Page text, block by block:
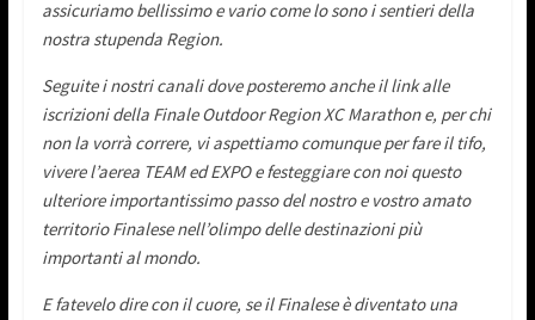
assicuriamo bellissimo e vario come lo sono i sentieri della
nostra stupenda Region.
Seguite i nostri canali dove posteremo anche il link alle
iscrizioni della Finale Outdoor Region XC Marathon e, per chi
non la vorrà correre, vi aspettiamo comunque per fare il tifo,
vivere l’aerea TEAM ed EXPO e festeggiare con noi questo
ulteriore importantissimo passo del nostro e vostro amato
territorio Finalese nell’olimpo delle destinazioni più
importanti al mondo.
E fatevelo dire con il cuore, se il Finalese è diventato una